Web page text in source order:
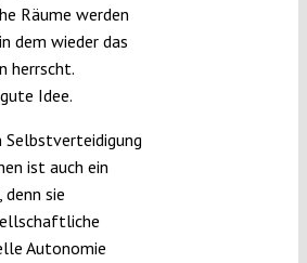
Räume werden
dem wieder das
herrscht.
Idee.
Selbstverteidigung
ist auch ein
sie
Autonomie